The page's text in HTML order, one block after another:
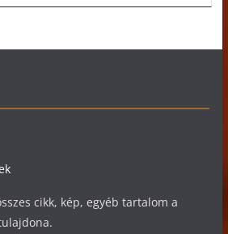
cikk, kép, egyéb tartalom a